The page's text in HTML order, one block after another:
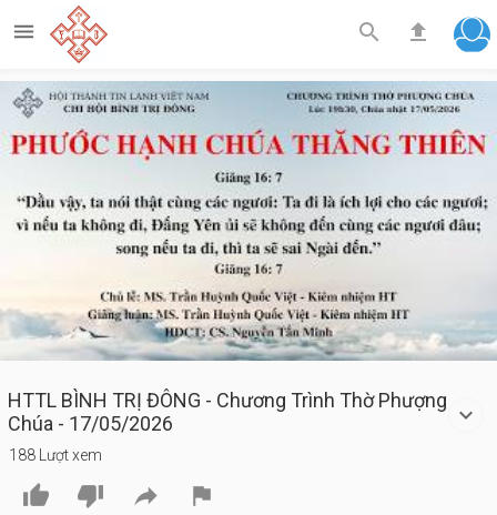
  
Play
Video
HTTL BÌNH TRỊ ĐÔNG - Chương Trình Thờ Phượng
Chúa - 17/05/2026
188 Lượt xem
   